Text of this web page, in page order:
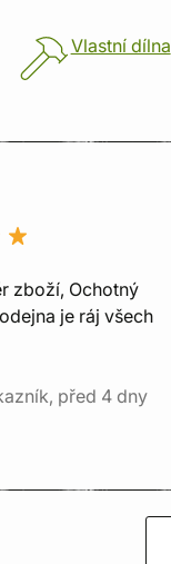
Vlastní dílna
zboží, Ochotný
je ráj všech
před 4 dny